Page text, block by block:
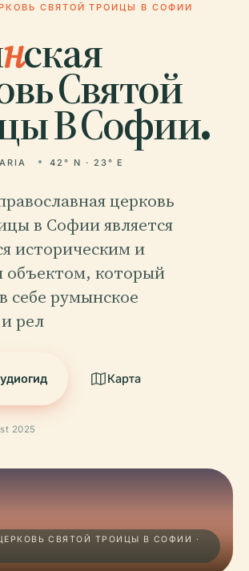
СВЯТОЙ ТРОИЦЫ В СОФИИ
нская
Святой
В Софии.
42° N · 23° E
церковь
в Софии является
историческим и
объектом, который
себе румынское
рел
Карта
2025
СВЯТОЙ ТРОИЦЫ В СОФИИ ·